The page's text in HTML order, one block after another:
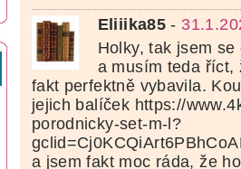
Eliiika85 -
Holky, tak jsem
a musím teda říct,
fakt perfektně vybavila.
jejich balíček https://
porodnicky-set-m-l?
a jsem fakt moc ráda, že